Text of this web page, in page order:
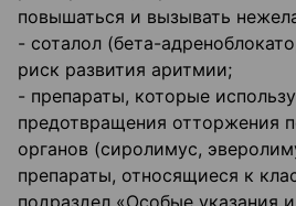
повышаться и вызывать
- соталол (бета-
риск развития аритмии;
- препараты, которые
предотвращения отторжения
органов (сиролимус,
препараты, относящиеся к